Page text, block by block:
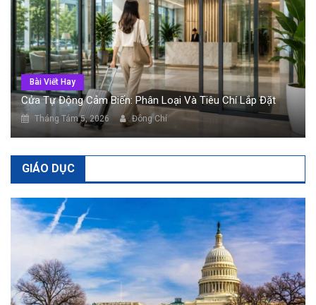
Bài Viết Hay
Cửa Tự Động Cảm Biến: Phân Loại Và Tiêu Chí Lắp Đặt
Tháng Tám 5, 2026 Đông Chí
GIÁO DỤC